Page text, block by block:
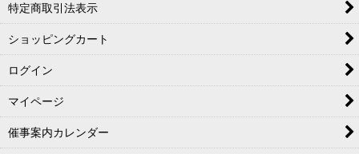
特定商取引法表示
ショッピングカート
ログイン
マイページ
催事案内カレンダー